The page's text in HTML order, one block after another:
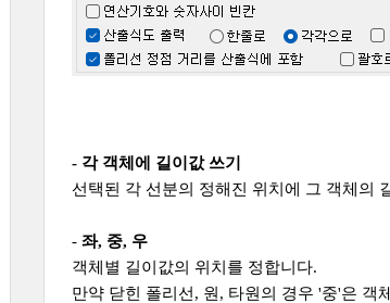
- 각 객체에 길이값 쓰기
선택된 각 선분의 정해진 위치에 그 객체의
- 좌, 중, 우
객체별 길이값의 위치를 정합니다.
만약 닫힌 폴리선, 원, 타원의 경우 '중'은 객